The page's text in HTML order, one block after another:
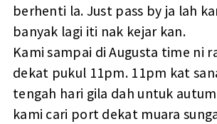
berhenti la. Just pass by ja lah
banyak lagi iti nak kejar kan.
Kami sampai di Augusta time ni
dekat pukul 11pm. 11pm kat
tengah hari gila dah untuk
kami cari port dekat muara